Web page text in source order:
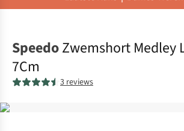
SpeedoZwemshort Medley
7Cm
3 reviews